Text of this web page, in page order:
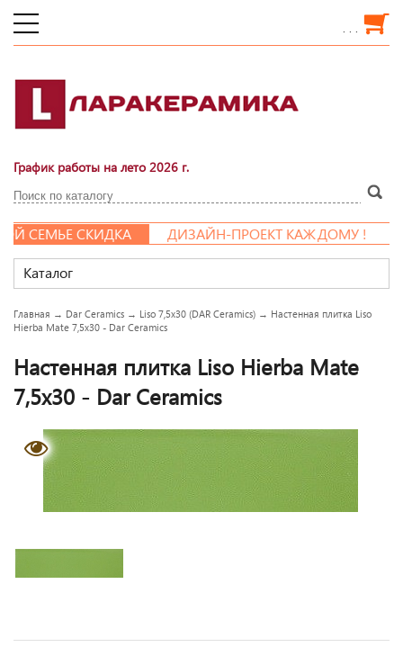
. . .
График работы на лето 2026 г.
СЕМЬЕ СКИДКА
ДИЗАЙН-ПРОЕКТ КАЖДОМУ !
Каталог
Главная → Dar Ceramics → Liso 7,5x30 (DAR Ceramics) → Настенная плитка Liso
Hierba Mate 7,5x30 - Dar Ceramics
Настенная плитка Liso Hierba Mate
7,5x30 - Dar Ceramics